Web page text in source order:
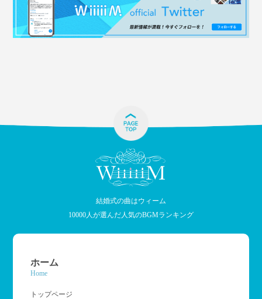
結婚式の曲はウィーム
10000人が選んだ人気のBGMランキング
ホーム
Home
トップページ